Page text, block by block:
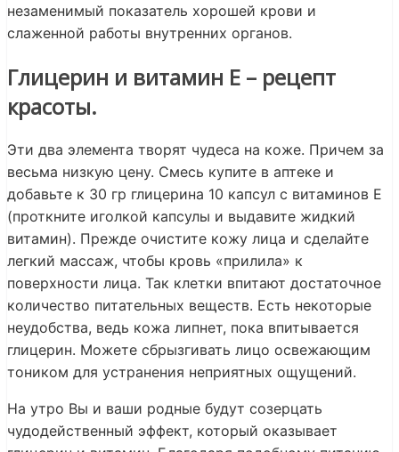
незаменимый показатель хорошей крови и
слаженной работы внутренних органов.
Глицерин и витамин Е – рецепт
красоты.
Эти два элемента творят чудеса на коже. Причем за
весьма низкую цену. Смесь купите в аптеке и
добавьте к 30 гр глицерина 10 капсул с витаминов Е
(проткните иголкой капсулы и выдавите жидкий
витамин). Прежде очистите кожу лица и сделайте
легкий массаж, чтобы кровь «прилила» к
поверхности лица. Так клетки впитают достаточное
количество питательных веществ. Есть некоторые
неудобства, ведь кожа липнет, пока впитывается
глицерин. Можете сбрызгивать лицо освежающим
тоником для устранения неприятных ощущений.
На утро Вы и ваши родные будут созерцать
чудодейственный эффект, который оказывает